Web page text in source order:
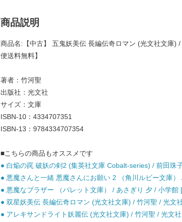
商品説明
商品名:【中古】 五鬼妖美伝 長編伝奇ロマン (光文社文庫)
便送料無料】
著者：竹河聖
出版社：光文社
サイズ：文庫
ISBN-10：4334707351
ISBN-13：9784334707354
■こちらの商品もオススメです
● 白焔の罠 破妖の剣2 (集英社文庫 Cobalt-series) / 前田珠
● 悪魔さんと一緒 悪魔さんにお願い 2 （角川ルビー文庫
● 悪魔なブラザー （パレット文庫） / あさぎり 夕 / 小学館
● 双星妖美伝 長編伝奇ロマン (光文社文庫) / 竹河聖 / 光文
● アレキサンドライト妖麗伝 (光文社文庫) / 竹河聖 / 光文